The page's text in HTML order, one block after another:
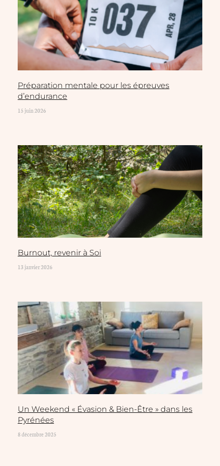
Préparation mentale pour les épreuves
d’endurance
15 juin 2026
Burnout, revenir à Soi
13 janvier 2026
Un Weekend « Évasion & Bien-Être » dans les
Pyrénées
8 décembre 2025